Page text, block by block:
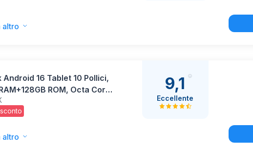
altro
Android 16 Tablet 10 Pollici,
ROM, Octa Core
/WiFi
GMS/6000mAh/Bluetooth
Tastiera, Mouse, Cuffie,
altro
9,1
Eccellente